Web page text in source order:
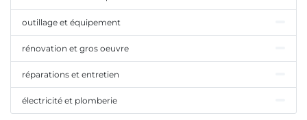
outillage et équipement
rénovation et gros oeuvre
réparations et entretien
électricité et plomberie